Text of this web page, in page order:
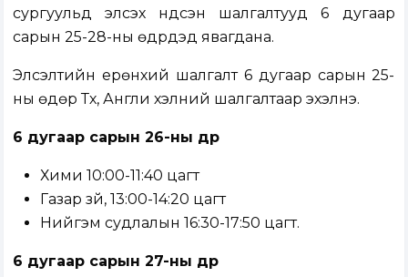
сургуульд элсэх үндсэн шалгалтууд 6 дугаар
сарын 25-28-ны өдрүүдэд явагдана.
Элсэлтийн ерөнхий шалгалт 6 дугаар сарын 25-
ны өдөр Түүх, Англи хэлний шалгалтаар эхэлнэ.
6 дугаар сарын 26-ны өдөр
Хими 10:00-11:40 цагт
Газар зүй, 13:00-14:20 цагт
Нийгэм судлалын 16:30-17:50 цагт.
6 дугаар сарын 27-ны өдөр